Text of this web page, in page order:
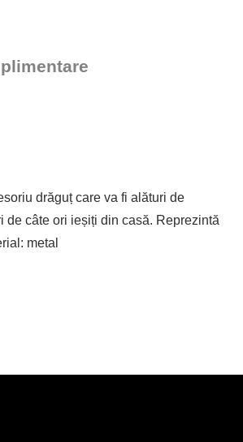
drăguț care va fi alături de
de câte ori ieșiți din casă. Reprezintă
metal